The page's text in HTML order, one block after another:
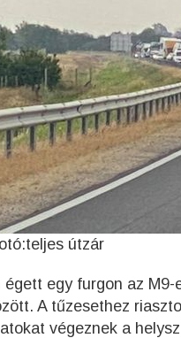
útzár
égett egy furgon az
A tűzesethez
végeznek a